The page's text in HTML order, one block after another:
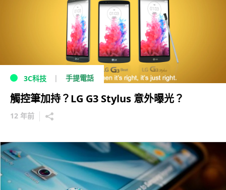
3C科技 手提電話
觸控筆加持？LG G3 Stylus 意外曝光？
12 年前